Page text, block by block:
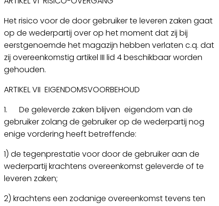
Het risico voor de door gebruiker te leveren zaken gaat
op de wederpartij over op het moment dat zij bij
eerstgenoemde het magazijn hebben verlaten c.q. dat
zij overeenkomstig artikel III lid 4 beschikbaar worden
gehouden.
ARTIKEL VII EIGENDOMSVOORBEHOUD
1. De geleverde zaken blijven eigendom van de
gebruiker zolang de gebruiker op de wederpartij nog
enige vordering heeft betreffende:
1) de tegenprestatie voor door de gebruiker aan de
wederpartij krachtens overeenkomst geleverde of te
leveren zaken;
2) krachtens een zodanige overeenkomst tevens ten